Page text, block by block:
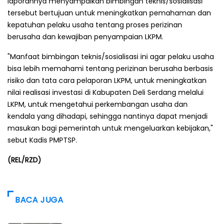
tersebut bertujuan untuk meningkatkan pemahaman dan
kepatuhan pelaku usaha tentang proses perizinan
berusaha dan kewajiban penyampaian LKPM.
"Manfaat bimbingan teknis/sosialisasi ini agar pelaku usaha
bisa lebih memahami tentang perizinan berusaha berbasis
risiko dan tata cara pelaporan LKPM, untuk meningkatkan
nilai realisasi investasi di Kabupaten Deli Serdang melalui
LKPM, untuk mengetahui perkembangan usaha dan
kendala yang dihadapi, sehingga nantinya dapat menjadi
masukan bagi pemerintah untuk mengeluarkan kebijakan,"
sebut Kadis PMPTSP.
(REL/RZD)
BACA JUGA